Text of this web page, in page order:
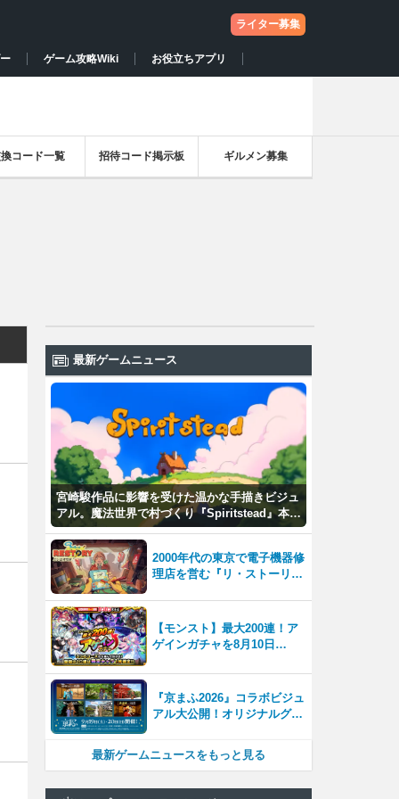
ライター募集
ゲーム攻略Wiki お役立ちアプリ
コード一覧 招待コード掲示板 ギルメン募集
最新ゲームニュース
宮崎駿作品に影響を受けた温かな手描きビジュ
アル。魔法世界で村づくり『Spiritstead』本日
発売
2000年代の東京で電子機器修
理店を営む『リ・ストーリー:
日Steamで配信開始
【モンスト】最大200連！ア
ゲインガチャを8月10日
『京まふ2026』コラボビジュ
アル大公開！オリジナルグッ
最新ゲームニュースをもっと見る